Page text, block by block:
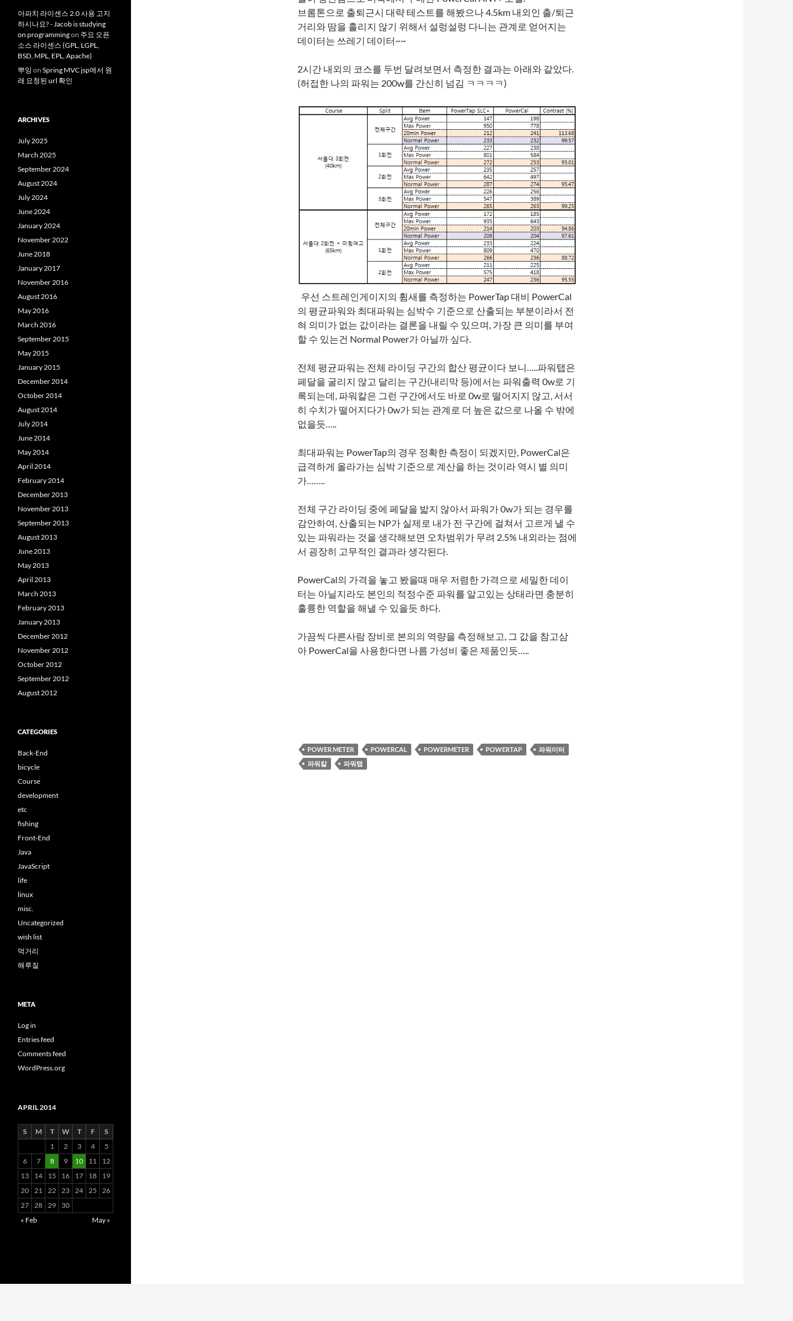
브롬톤으로 출퇴근시 대략 테스트를 해봤으나 4.5km 내외인 출/퇴근
거리와 땀을 흘리지 않기 위해서 설렁설렁 다니는 관계로 얻어지는
데이터는 쓰레기 데이터~~
2시간 내외의 코스를 두번 달려보면서 측정한 결과는 아래와 같았다.
(허접한 나의 파워는 200w를 간신히 넘김 ㅋㅋㅋㅋ)
우선 스트레인게이지의 휨새를 측정하는 PowerTap 대비 PowerCal
의 평균파워와 최대파워는 심박수 기준으로 산출되는 부분이라서 전
혀 의미가 없는 값이라는 결론을 내릴 수 있으며, 가장 큰 의미를 부여
할 수 있는건 Normal Power가 아닐까 싶다.
전체 평균파워는 전체 라이딩 구간의 합산 평균이다 보니…..파워탭은
페달을 굴리지 않고 달리는 구간(내리막 등)에서는 파워출력 0w로 기
록되는데, 파워칼은 그런 구간에서도 바로 0w로 떨어지지 않고, 서서
히 수치가 떨어지다가 0w가 되는 관계로 더 높은 값으로 나올 수 밖에
없을듯…..
최대파워는 PowerTap의 경우 정확한 측정이 되겠지만, PowerCal은
급격하게 올라가는 심박 기준으로 계산을 하는 것이라 역시 별 의미
가……..
전체 구간 라이딩 중에 페달을 밟지 않아서 파워가 0w가 되는 경우를
감안하여, 산출되는 NP가 실제로 내가 전 구간에 걸쳐서 고르게 낼 수
있는 파워라는 것을 생각해보면 오차범위가 무려 2.5% 내외라는 점에
서 굉장히 고무적인 결과라 생각된다.
PowerCal의 가격을 놓고 봤을때 매우 저렴한 가격으로 세밀한 데이
터는 아닐지라도 본인의 적정수준 파워를 알고있는 상태라면 충분히
훌륭한 역할을 해낼 수 있을듯 하다.
가끔씩 다른사람 장비로 본의의 역량을 측정해보고, 그 값을 참고삼
아 PowerCal을 사용한다면 나름 가성비 좋은 제품인듯…..
POWER METER POWERCAL POWERMETER POWERTAP
파워미터
파워칼
파워탭
아파치 라이센스 2.0 사용 고지
하시나요? - Jacob is studying
on programmingon 주요 오픈
소스 라이센스 (GPL, LGPL,
BSD, MPL, EPL, Apache)
뿌잉 on Spring MVC jsp에서 원
래 요청된 url 확인
ARCHIVES
July 2025
March 2025
September 2024
August 2024
July 2024
June 2024
January 2024
November 2022
June 2018
January 2017
November 2016
August 2016
May 2016
March 2016
September 2015
May 2015
January 2015
December 2014
October 2014
August 2014
July 2014
June 2014
May 2014
April 2014
February 2014
December 2013
November 2013
September 2013
August 2013
June 2013
May 2013
April 2013
March 2013
February 2013
January 2013
December 2012
November 2012
October 2012
September 2012
August 2012
CATEGORIES
Back-End
bicycle
Course
development
etc
fishing
Front-End
Java
JavaScript
life
linux
misc.
Uncategorized
wish list
먹거리
해루질
META
Log in
Entries feed
Comments feed
WordPress.org
APRIL 2014
S M T W T F
S
1
2 3 4
5
6
7 8 9 10 11
12
13
14 15 16 17 18
19
20 21 22 23 24 25
26
27 28 29
30
« Feb
May »